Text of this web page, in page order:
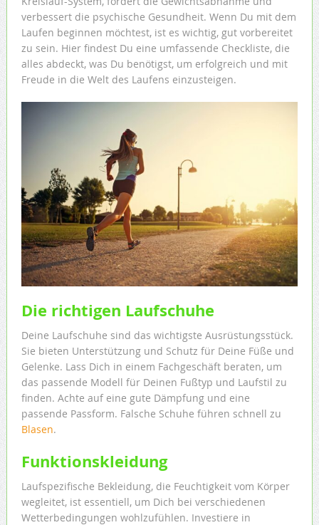
verbessert die psychische Gesundheit. Wenn Du mit dem
Laufen beginnen möchtest, ist es wichtig, gut vorbereitet
zu sein. Hier findest Du eine umfassende Checkliste, die
alles abdeckt, was Du benötigst, um erfolgreich und mit
Freude in die Welt des Laufens einzusteigen.
Die richtigen Laufschuhe
Deine Laufschuhe sind das wichtigste Ausrüstungsstück.
Sie bieten Unterstützung und Schutz für Deine Füße und
Gelenke. Lass Dich in einem Fachgeschäft beraten, um
das passende Modell für Deinen Fußtyp und Laufstil zu
finden. Achte auf eine gute Dämpfung und eine
passende Passform. Falsche Schuhe führen schnell zu
Blasen.
Funktionskleidung
Laufspezifische Bekleidung, die Feuchtigkeit vom Körper
wegleitet, ist essentiell, um Dich bei verschiedenen
Wetterbedingungen wohlzufühlen. Investiere in